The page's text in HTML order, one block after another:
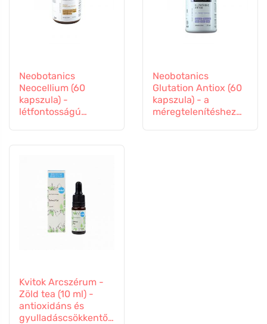
Neobotanics
Neocellium (60
kapszula) -
létfontosságú
Neobotanics
Glutation Antiox (60
kapszula) - a
méregtelenítéshez
Kvitok Arcszérum -
Zöld tea (10 ml) -
antioxidáns és
gyulladáscsökkentő